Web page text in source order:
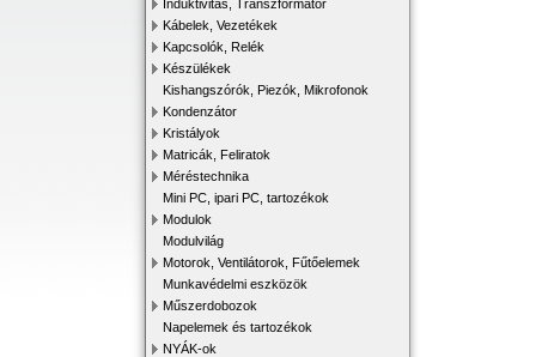
Induktivitás, Transzformátor
Kábelek, Vezetékek
Kapcsolók, Relék
Készülékek
Kishangszórók, Piezók, Mikrofonok
Kondenzátor
Kristályok
Matricák, Feliratok
Méréstechnika
Mini PC, ipari PC, tartozékok
Modulok
Modulvilág
Motorok, Ventilátorok, Fűtőelemek
Munkavédelmi eszközök
Műszerdobozok
Napelemek és tartozékok
NYÁK-ok